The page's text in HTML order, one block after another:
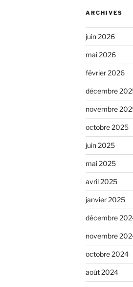
ARCHIVES
juin 2026
mai 2026
février 2026
décembre
novembre
octobre 2025
juin 2025
mai 2025
avril 2025
janvier 2025
décembre
novembre
octobre 2024
août 2024